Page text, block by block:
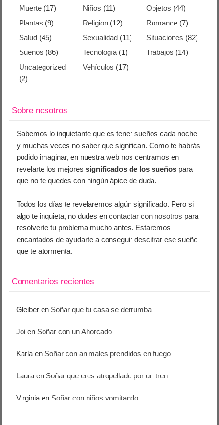
Muerte (17) Niños (11) Objetos (44)
Plantas (9) Religion (12) Romance(7)
Salud (45) Sexualidad (11) Situaciones (82)
Sueños (86) Tecnología (1) Trabajos (14)
Uncategorized
(2)
Vehículos (17)
Sobre nosotros
Sabemos lo inquietante que es tener sueños cada noche
y muchas veces no saber que significan. Como te habrás
podido imaginar, en nuestra web nos centramos en
revelarte los mejoressignificados de los sueños para
que no te quedes con ningún ápice de duda.
Todos los días te revelaremos algún significado. Pero si
algo te inquieta, no dudes encontactar con nosotros para
resolverte tu problema mucho antes. Estaremos
encantados de ayudarte a conseguir descifrar ese sueño
que te atormenta.
Comentarios recientes
Gleiber en Soñar que tu casa se derrumba
Joi en Soñar con un Ahorcado
Karla en Soñar con animales prendidos en fuego
Laura en Soñar que eres atropellado por un tren
Virginia en Soñar con niños vomitando